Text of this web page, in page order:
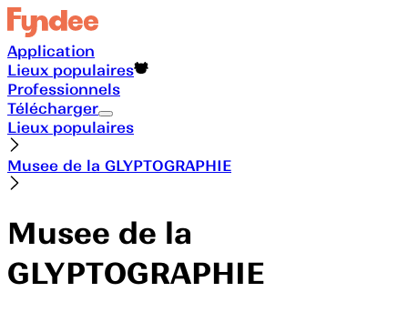
Application
Lieux populaires
Professionnels
Télécharger
Lieux populaires
Musee de la GLYPTOGRAPHIE
Musee de la
GLYPTOGRAPHIE